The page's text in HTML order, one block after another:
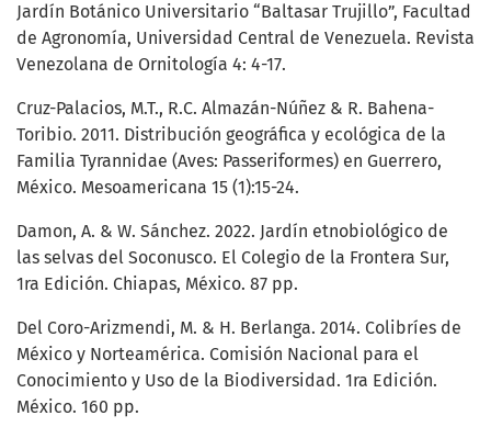
Jardín Botánico Universitario “Baltasar Trujillo”, Facultad
de Agronomía, Universidad Central de Venezuela. Revista
Venezolana de Ornitología 4: 4-17.
Cruz-Palacios, M.T., R.C. Almazán-Núñez & R. Bahena-
Toribio. 2011. Distribución geográfica y ecológica de la
Familia Tyrannidae (Aves: Passeriformes) en Guerrero,
México. Mesoamericana 15 (1):15-24.
Damon, A. & W. Sánchez. 2022. Jardín etnobiológico de
las selvas del Soconusco. El Colegio de la Frontera Sur,
1ra Edición. Chiapas, México. 87 pp.
Del Coro-Arizmendi, M. & H. Berlanga. 2014. Colibríes de
México y Norteamérica. Comisión Nacional para el
Conocimiento y Uso de la Biodiversidad. 1ra Edición.
México. 160 pp.